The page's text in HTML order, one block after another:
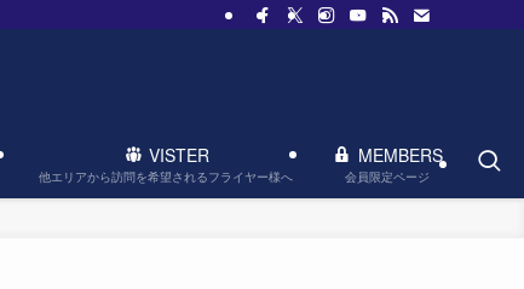
VISTER
他エリアから訪問を希望されるフライヤー様へ
MEMBERS
会員限定ページ